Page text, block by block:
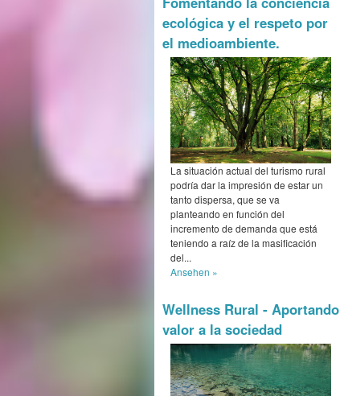
ecológica y el respeto por
el medioambiente.
La situación actual del turismo rural
podría dar la impresión de estar un
tanto dispersa, que se va
planteando en función del
incremento de demanda que está
teniendo a raíz de la masificación
del...
Ansehen »
Wellness Rural - Aportando
valor a la sociedad